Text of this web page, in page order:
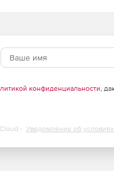
конфиденциальности,
- Уведомление об